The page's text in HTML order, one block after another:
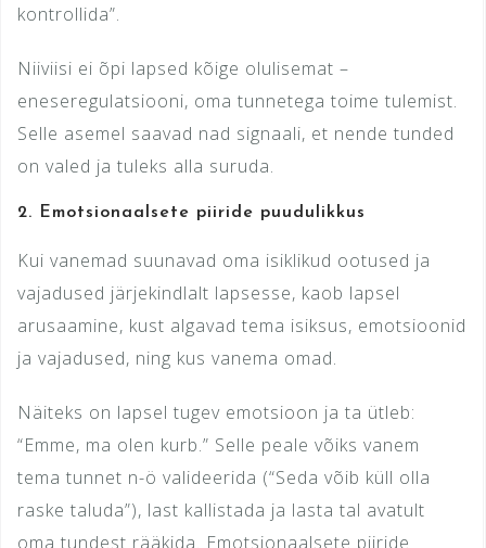
kontrollida”.
Niiviisi ei õpi lapsed kõige olulisemat –
eneseregulatsiooni, oma tunnetega toime tulemist.
Selle asemel saavad nad signaali, et nende tunded
on valed ja tuleks alla suruda.
2. Emotsionaalsete piiride puudulikkus
Kui vanemad suunavad oma isiklikud ootused ja
vajadused järjekindlalt lapsesse, kaob lapsel
arusaamine, kust algavad tema isiksus, emotsioonid
ja vajadused, ning kus vanema omad.
Näiteks on lapsel tugev emotsioon ja ta ütleb:
“Emme, ma olen kurb.” Selle peale võiks vanem
tema tunnet n-ö valideerida (“Seda võib küll olla
raske taluda”), last kallistada ja lasta tal avatult
oma tundest rääkida. Emotsionaalsete piiride